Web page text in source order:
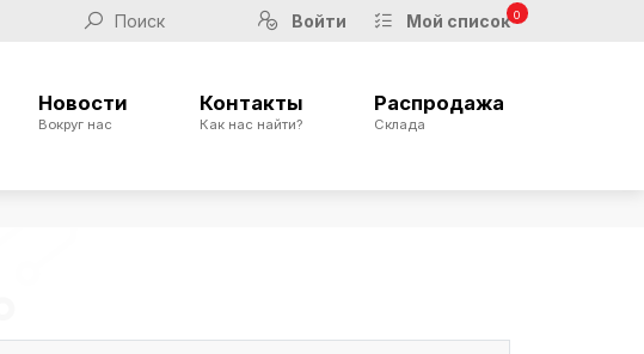
Войти Мой список 0
Новости
Вокруг нас
Контакты
Как нас найти?
Распродажа
Склада